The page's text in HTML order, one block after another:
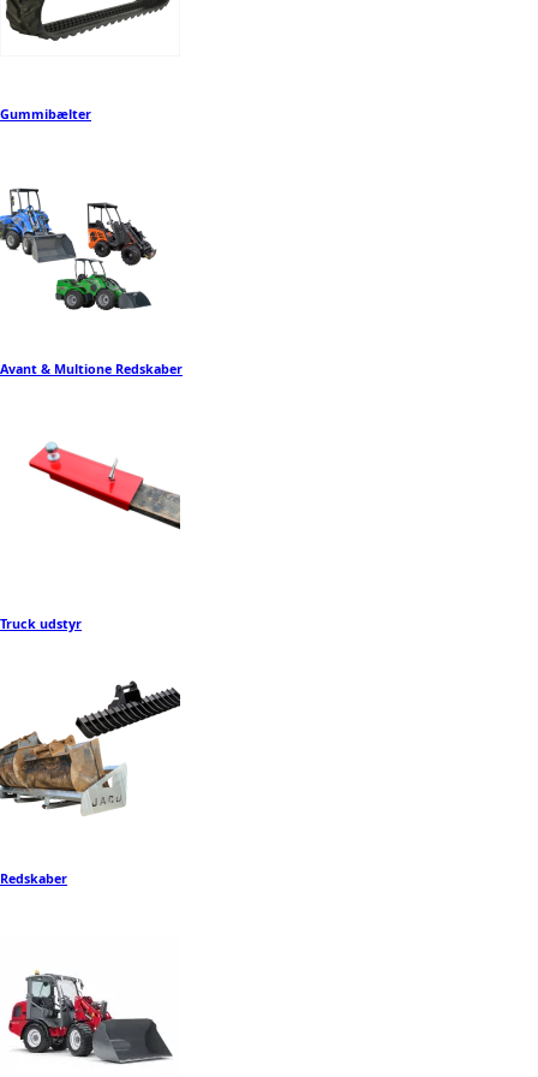
Gummibælter
Avant & Multione Redskaber
Truck udstyr
Redskaber